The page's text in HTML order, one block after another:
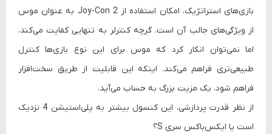
بازی‌های استراتژیک، امکان استفاده از Joy-Con 2 به عنوان موس
از ویژگی‌های جالب آن است. گرچه کنترلر به تنهایی کفایت می‌کند،
اما نمی‌توان انکار کرد که موس برای این نوع بازی‌ها کنترل
طبیعی‌تری فراهم می‌کند. اینکه این قابلیت از طریق سخت‌افزار
فراهم شود، یک مزیت بزرگ به حساب می‌آید.
از نظر قدرت پردازشی، این کنسول بیشتر به پلی‌استیشن 4 نزدیک
است یا ایکس‌باکس سری S؟